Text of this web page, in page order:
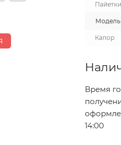
Модель
Капор
Время
14:00